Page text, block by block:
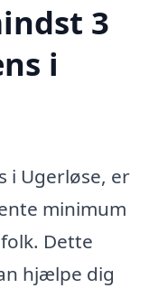
3
i
i Ugerløse, er
minimum
Dette
hjælpe dig